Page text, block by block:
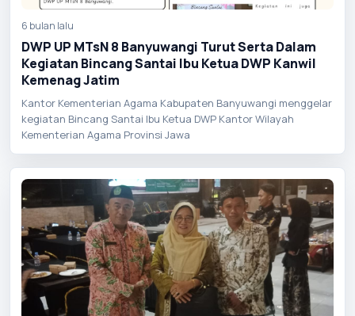
6 bulan lalu
DWP UP MTsN 8 Banyuwangi Turut Serta Dalam
Kegiatan Bincang Santai Ibu Ketua DWP Kanwil
Kemenag Jatim
Kantor Kementerian Agama Kabupaten Banyuwangi menggelar
kegiatan Bincang Santai Ibu Ketua DWP Kantor Wilayah
Kementerian Agama Provinsi Jawa